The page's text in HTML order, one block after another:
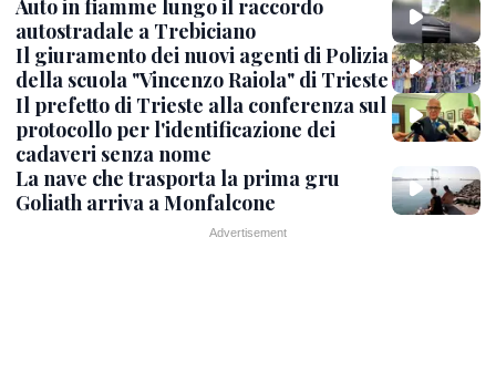
Auto in fiamme lungo il raccordo
autostradale a Trebiciano
Il giuramento dei nuovi agenti di Polizia
della scuola "Vincenzo Raiola" di Trieste
Il prefetto di Trieste alla conferenza sul
protocollo per l'identificazione dei
cadaveri senza nome
La nave che trasporta la prima gru
Goliath arriva a Monfalcone